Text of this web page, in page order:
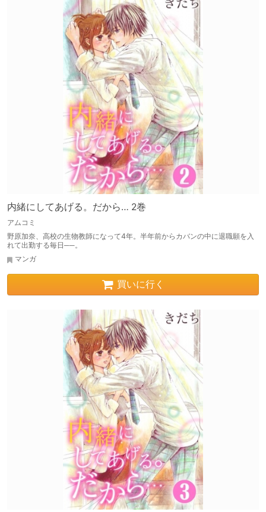
内緒にしてあげる。だから… 2巻
アムコミ
野原加奈、高校の生物教師になって4年。半年前からカバンの中に退職願を入
れて出勤する毎日──。
マンガ
買いに行く